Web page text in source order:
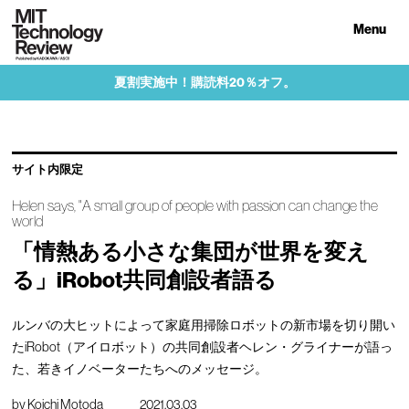
Menu
夏割実施中！購読料20％オフ。
サイト内限定
Helen says, "A small group of people with passion can change the
world
「情熱ある小さな集団が世界を変え
る」iRobot共同創設者語る
ルンバの大ヒットによって家庭用掃除ロボットの新市場を切り開い
たiRobot（アイロボット）の共同創設者ヘレン・グライナーが語っ
た、若きイノベーターたちへのメッセージ。
byKoichi Motoda 2021.03.03